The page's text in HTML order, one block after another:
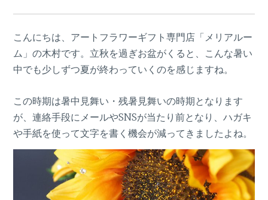
こんにちは、アートフラワーギフト専門店「メリアルー
ム」の木村です。立秋を過ぎお盆がくると、こんな暑い
中でも少しずつ夏が終わっていくのを感じますね。
この時期は暑中見舞い・残暑見舞いの時期となります
が、連絡手段にメールやSNSが当たり前となり、ハガキ
や手紙を使って文字を書く機会が減ってきましたよね。